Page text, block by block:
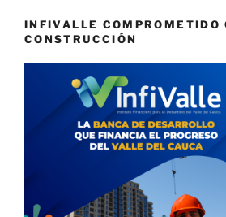
INFIVALLE COMPROMETIDO
CONSTRUCCIÓN